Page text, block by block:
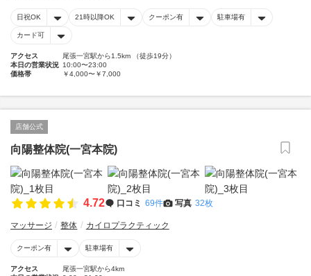
日祝OK 21時以降OK クーポン有 駐車場有
カード可
アクセス
尾張一宮駅から1.5km （徒歩19分）
本日の営業状況 10:00〜23:00
価格帯
￥4,000〜￥7,000
店舗公式
向陽整体院(一宮本院)
4.72 口コミ 69件 写真 32枚
マッサージ 整体 カイロプラクティック
クーポン有 駐車場有
アクセス
尾張一宮駅から4km